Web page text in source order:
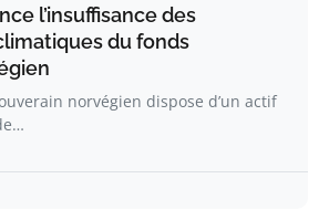
l’insuffisance des
du fonds
norvégien dispose d’un actif